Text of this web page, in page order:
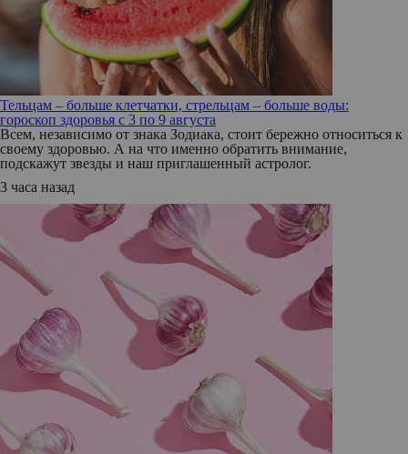
Тельцам – больше клетчатки, стрельцам – больше воды:
гороскоп здоровья с 3 по 9 августа
Всем, независимо от знака Зодиака, стоит бережно относиться к
своему здоровью. А на что именно обратить внимание,
подскажут звезды и наш приглашенный астролог.
3 часа назад